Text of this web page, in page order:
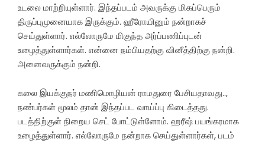
உடலை மாற்றியுள்ளார். இந்தப்படம் அவருக்கு மிகப்பெரும்
திருப்புமுனையாக இருக்கும். ஹீரோயினும் நன்றாகச்
செய்துள்ளார். எல்லோருமே மிகுந்த அர்ப்பணிப்புடன்
உழைத்துள்ளார்கள். என்னை நம்பியதற்கு வினீத்திற்கு நன்றி.
அனைவருக்கும் நன்றி.
கலை இயக்குநர் மணிமொழியன் ராமதுரை பேசியதாவது..,
நண்பர்கள் மூலம் தான் இந்தப்பட வாய்ப்பு கிடைத்தது.
படத்திற்குள் நிறைய செட் போட்டுள்ளோம். ஹரீஷ் பயங்கரமாக
உழைத்துள்ளார். எல்லோருமே நன்றாக செய்துள்ளார்கள், படம்